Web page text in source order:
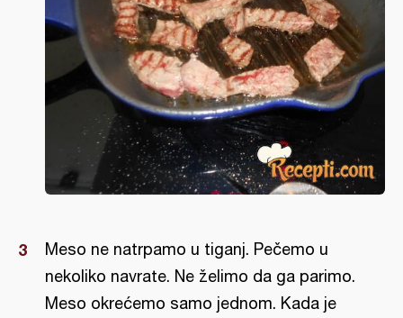
Meso ne natrpamo u tiganj. Pečemo u
nekoliko navrate. Ne želimo da ga parimo.
Meso okrećemo samo jednom. Kada je